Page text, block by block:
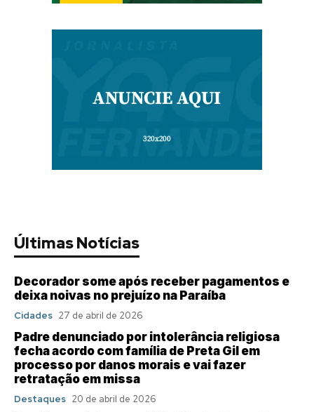
Últimas Notícias
Decorador some após receber pagamentos e
deixa noivas no prejuízo na Paraíba
Cidades 27 de abril de 2026
Padre denunciado por intolerância religiosa
fecha acordo com família de Preta Gil em
processo por danos morais e vai fazer
retratação em missa
Destaques 20 de abril de 2026